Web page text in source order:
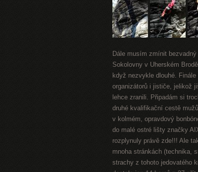
Dále musím zmínit
Sokolovny v Uherském
když nezvykle dlouhé.
organizátorů i jističe, jelikož
lehce zranili. Připadám si
druhé kvalifikační cestě
v kolmém, opravdový
do malé ostré lišty značky
rozplynuly právě zde!!! Ale
mnoha stránkách (technika,
strachy z tohoto jedovatého